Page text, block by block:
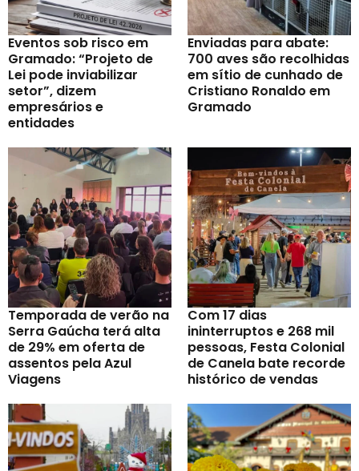
Eventos sob risco em
Gramado: “Projeto de
Lei pode inviabilizar
setor”, dizem
empresários e
entidades
Enviadas para abate:
700 aves são recolhidas
em sítio de cunhado de
Cristiano Ronaldo em
Gramado
Temporada de verão na
Serra Gaúcha terá alta
de 29% em oferta de
assentos pela Azul
Viagens
Com 17 dias
ininterruptos e 268 mil
pessoas, Festa Colonial
de Canela bate recorde
histórico de vendas